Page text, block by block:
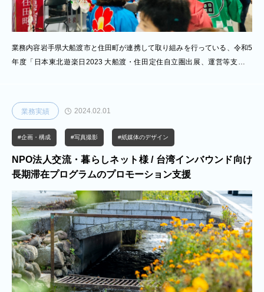
業務内容岩手県大船渡市と住田町が連携して取り組みを行っている、令和5
年度「⽇本東北遊楽⽇2023 ⼤船渡・住⽥定住⾃⽴圏出展、運営等⽀援事
し、地域の受入体制の整備から一歩進め、実際の誘客・販路開拓へと展開し
たものです。現地市場の特性を踏まえたプロモーション戦略の設計から、旅
行博への出展、現地でのセールス活動まで、企画から実施に至る全工程を一
体的に担いました。また、地域事業者と連携しながら、訴求内容の整理や商
品化の支援を行い、現地ニーズ
業務実績 2024.02.01
#企画・構成 #写真撮影 #紙媒体のデザイン
NPO法人交流・暮らしネット様 / 台湾インバウンド向け
長期滞在プログラムのプロモーション支援